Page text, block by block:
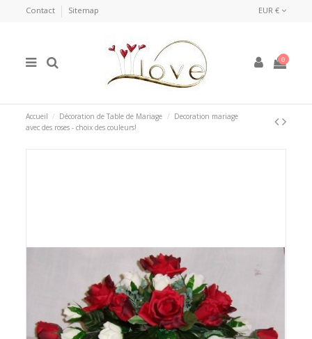
Contact Sitemap EUR €
0
Accueil Décoration de Table de Mariage
Decoration mariage
avec des roses - choix des couleurs!